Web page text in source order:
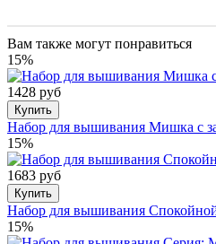
Вам также могут понравиться
15%
1428 руб
Купить
Набор для вышивания Мишка с
15%
1683 руб
Купить
Набор для вышивания
15%